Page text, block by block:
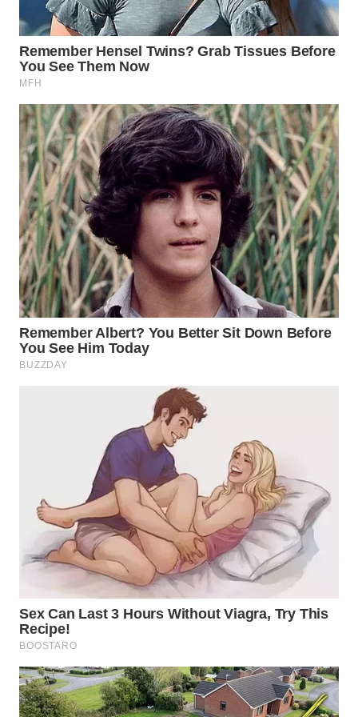
WN
PRIANGAN
TIMUR
SEMARANG
WN
SOLO
WN
BOROBUDUR
WN
MADURA
SURABAYA
MANDALIKA
WN
WN
LABUANBAJO
WN
BORNEO